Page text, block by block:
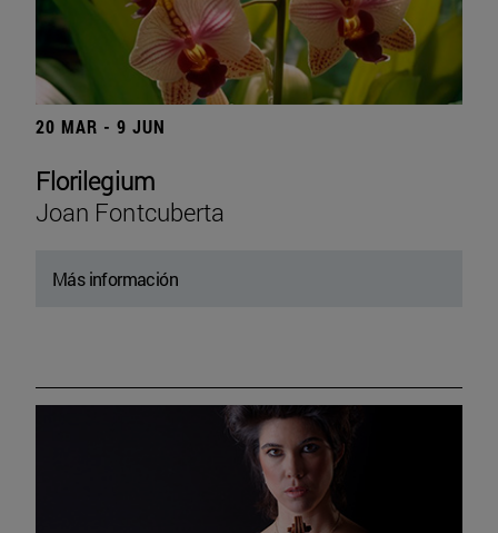
20 MAR - 9 JUN
Florilegium
Joan Fontcuberta
Más información